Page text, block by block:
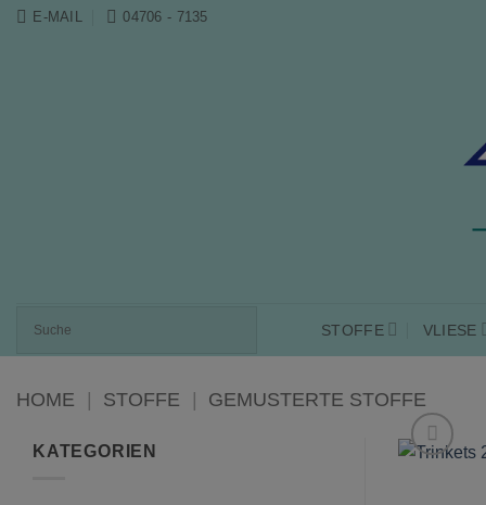
Zum E-MAIL 04706 - 7135
STOFFE VLIESE
HOME | STOFFE | GEMUSTERTE STOFFE
KATEGORIEN